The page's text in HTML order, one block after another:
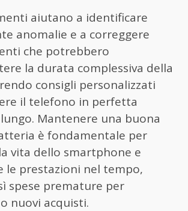
aiutano a identificare
anomalie e a correggere
che potrebbero
la durata complessiva della
consigli personalizzati
il telefono in perfetta
Mantenere una buona
è fondamentale per
vita dello smartphone e
le prestazioni nel tempo,
spese premature per
nuovi acquisti.